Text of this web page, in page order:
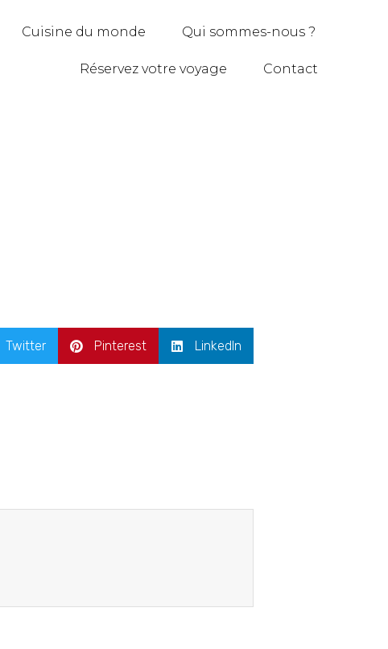
Cuisine du monde Qui sommes-nous ?
Réservez votre voyage Contact
Twitter Pinterest LinkedIn